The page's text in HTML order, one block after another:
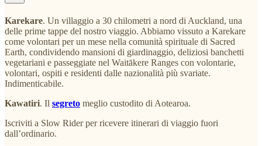
Karekare. Un villaggio a 30 chilometri a nord di Auckland, una
delle prime tappe del nostro viaggio. Abbiamo vissuto a Karekare
come volontari per un mese nella comunità spirituale di Sacred
Earth, condividendo mansioni di giardinaggio, deliziosi banchetti
vegetariani e passeggiate nel Waitākere Ranges con volontarie,
volontari, ospiti e residenti dalle nazionalità più svariate.
Indimenticabile.
Kawatiri. Il segreto meglio custodito di Aotearoa.
Iscriviti a Slow Rider per ricevere itinerari di viaggio fuori
dall’ordinario.